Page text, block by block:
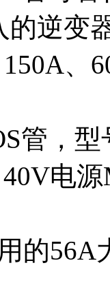
的逆变
、
管，
电
的56A